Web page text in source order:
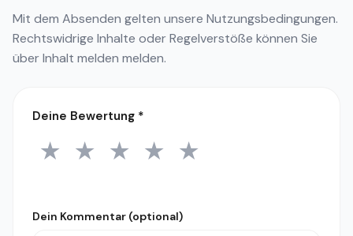
Mit dem Absenden gelten unsere Nutzungsbedingungen.
Rechtswidrige Inhalte oder Regelverstöße können Sie
überInhalt melden melden.
Deine Bewertung *
1 Stern
★ 2 Sterne
★ 3 Sterne
★ 4 Sterne
★ 5 Sterne
★
Dein Kommentar (optional)